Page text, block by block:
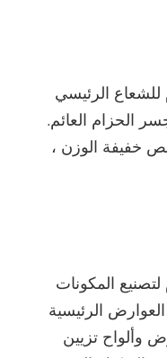
للشعاع الرئيسي
الحزام العائم.
خفيفة الوزن ،
المكونات
الرئيسية
وألواح تزيين